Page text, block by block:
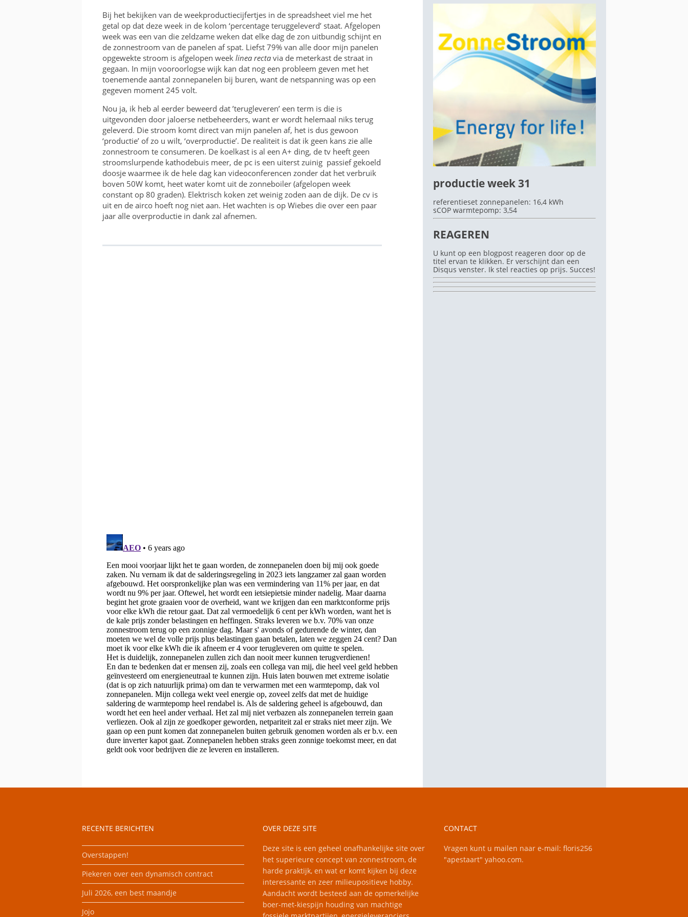
FRAME OF BAK
RICHTING EN INVALSHOEK
TWEEDEHANDS
VERGUNNING
Bij het bekijken van de weekproductiecijfertjes in de spreadsheet viel me het
getal op dat deze week in de kolom ‘percentage teruggeleverd’ staat. Afgelopen
week was een van die zeldzame weken dat elke dag de zon uitbundig schijnt en
de zonnestroom van de panelen af spat. Liefst 79% van alle door mijn panelen
opgewekte stroom is afgelopen week linea recta via de meterkast de straat in
gegaan. In mijn vooroorlogse wijk kan dat nog een probleem geven met het
toenemende aantal zonnepanelen bij buren, want de netspanning was op een
gegeven moment 245 volt.
Nou ja, ik heb al eerder beweerd dat ’terugleveren’ een term is die is
uitgevonden door jaloerse netbeheerders, want er wordt helemaal niks terug
geleverd. Die stroom komt direct van mijn panelen af, het is dus gewoon
‘productie’ of zo u wilt, ‘overproductie’. De realiteit is dat ik geen kans zie alle
zonnestroom te consumeren. De koelkast is al een A+ ding, de tv heeft geen
stroomslurpende kathodebuis meer, de pc is een uiterst zuinig passief gekoeld
doosje waarmee ik de hele dag kan videoconferencen zonder dat het verbruik
boven 50W komt, heet water komt uit de zonneboiler (afgelopen week
constant op 80 graden). Elektrisch koken zet weinig zoden aan de dijk. De cv is
uit en de airco hoeft nog niet aan. Het wachten is op Wiebes die over een paar
jaar alle overproductie in dank zal afnemen.
productie week 31
referentieset zonnepanelen: 16,4 kWh
sCOP warmtepomp: 3,54
REAGEREN
U kunt op een blogpost reageren door op de
titel ervan te klikken. Er verschijnt dan een
Disqus venster. Ik stel reacties op prijs. Succes!
RECENTE BERICHTEN
Overstappen!
Piekeren over een dynamisch contract
Juli 2026, een best maandje
Jojo
OVER DEZE SITE
Deze site is een geheel onafhankelijke site over
het superieure concept van zonnestroom, de
harde praktijk, en wat er komt kijken bij deze
interessante en zeer milieupositieve hobby.
Aandacht wordt besteed aan de opmerkelijke
boer-met-kiespijn houding van machtige
CONTACT
Vragen kunt u mailen naar e-mail: floris256
"apestaart" yahoo.com.